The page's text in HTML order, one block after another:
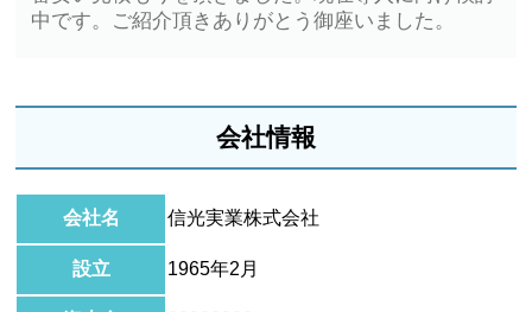
中です。ご紹介頂きありがとう御座いました。
会社情報
会社名 信光実業株式会社
設立 1965年2月